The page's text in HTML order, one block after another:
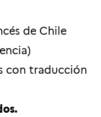
de Chile
con traducción